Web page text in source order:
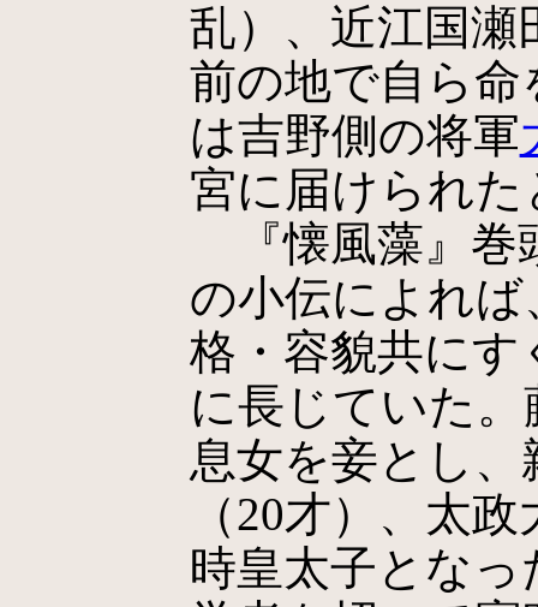
乱）、近江国瀬
前の地で自ら
は吉野側の将軍
宮に届けられた
『懐風藻』巻
の小伝によれ
格・容貌共にす
に長じていた
息女を妾とし
（20才）、太
時皇太子とな